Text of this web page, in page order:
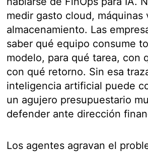
medir gasto cloud, máquinas
almacenamiento. Las
saber qué equipo consume
modelo, para qué tarea, con
con qué retorno. Sin esa
inteligencia artificial puede
un agujero presupuestario
defender ante dirección
Los agentes agravan el